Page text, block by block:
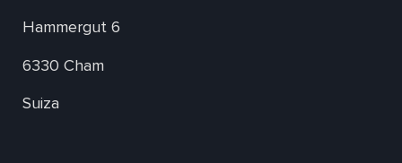
Hammergut 6
6330 Cham
Suiza